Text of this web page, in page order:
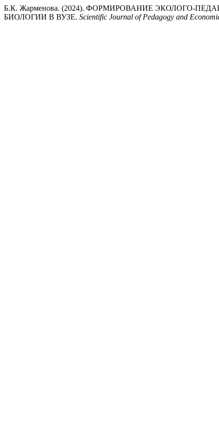
Б.К. Жарменова. (2024). ФОРМИРОВАНИЕ ЭКОЛОГО-
БИОЛОГИИ В ВУЗЕ. Scientific Journal of Pedagogy and